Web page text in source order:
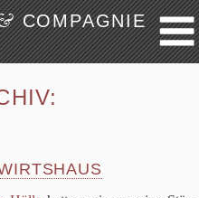
COMPAGNIE